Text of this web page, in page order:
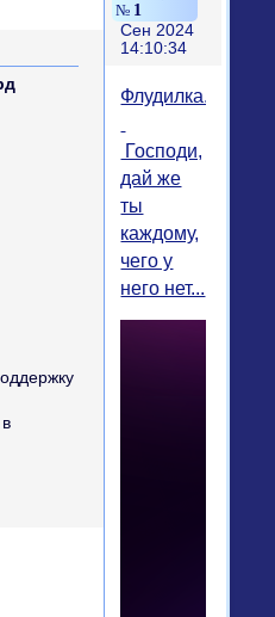
1
Сен 2024
14:10:34
Флудилка.
Господи,
дай же
ты
каждому,
чего у
него нет...